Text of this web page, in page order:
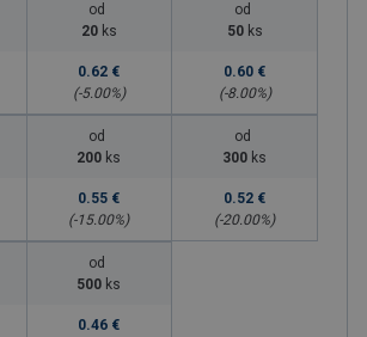
od
20 ks
0.62 €
(-5.00%)
od
50 ks
0.60 €
(-8.00%)
od
200 ks
0.55 €
(-15.00%)
od
300 ks
0.52 €
(-20.00%)
od
500 ks
0.46 €